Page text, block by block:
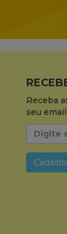
Receba
seu email.